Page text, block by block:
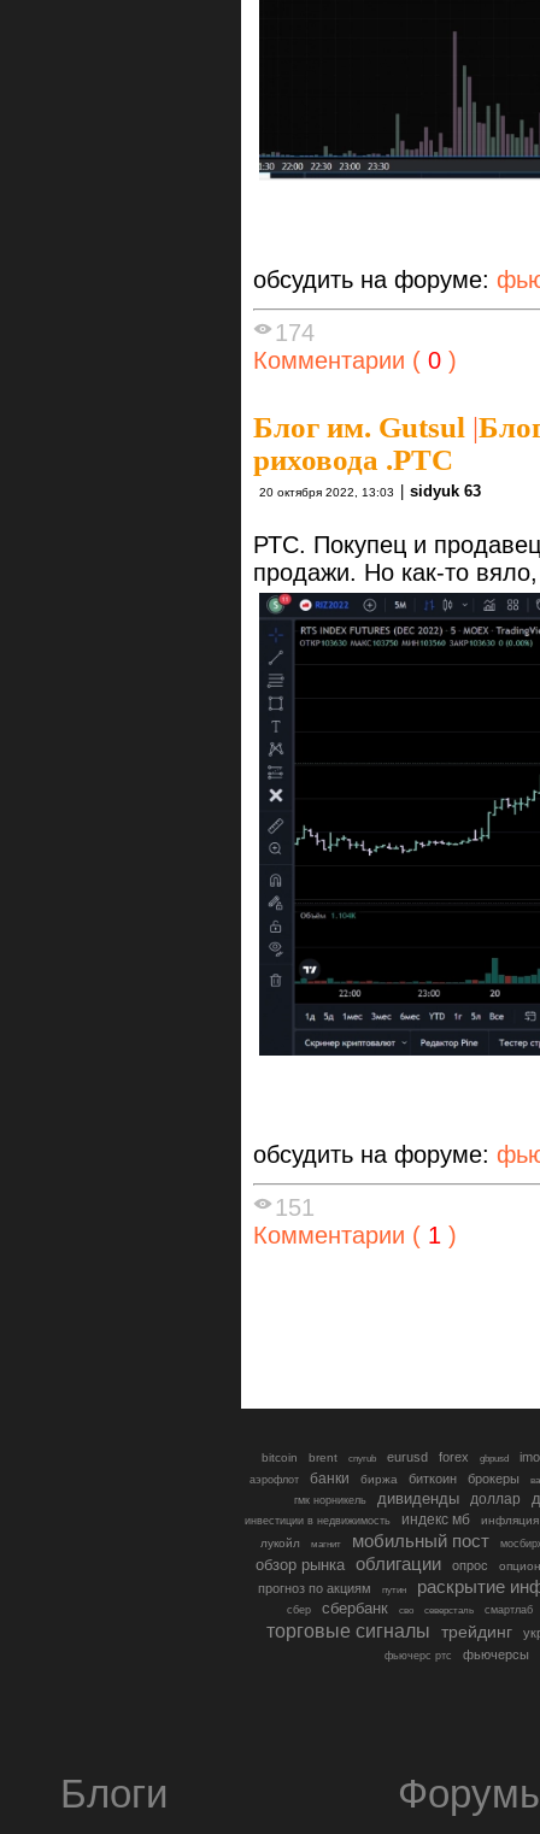
обсудить на форуме:
174
Комментарии ( 0 )
Блог им. Gutsul |
риховода .РТС
20 октября 2022, 13:03 sidyuk 63
РТС. Покупец и
продажи. Но как-то
обсудить на форуме:
151
Комментарии ( 1 )
bitcoin brent cnyrub eurusd forex gbpusd
аэрофлот банки биржа биткоин брокеры
гмк норникель
дивиденды доллар
инвестиции в недвижимость индекс мб
инфляция
лукойл
магнит мобильный пост
обзор рынка облигации опрос
прогноз по акциям путин раскрытие
сбер сбербанк сво северсталь смартлаб
торговые сигналы трейдинг
фьючерс ртс фьючерсы
Блоги